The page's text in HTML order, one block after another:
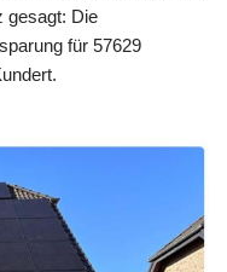
gesagt: Die
für 57629